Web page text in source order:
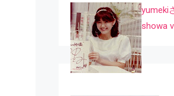
yumeki
showa